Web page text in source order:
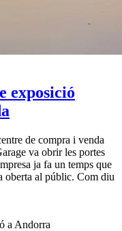
exposició
de compra i venda
va obrir les portes
ja fa un temps que
oberta al públic. Com diu
a Andorra